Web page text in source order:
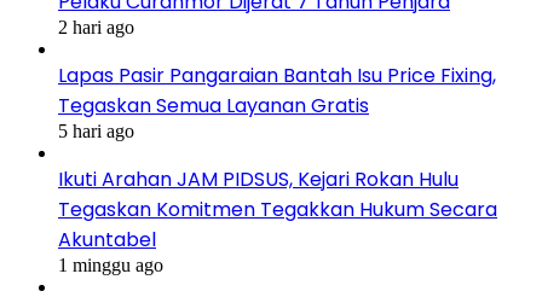
2 hari ago
Lapas Pasir Pangaraian Bantah Isu Price Fixing,
Tegaskan Semua Layanan Gratis
5 hari ago
Ikuti Arahan JAM PIDSUS, Kejari Rokan Hulu
Tegaskan Komitmen Tegakkan Hukum Secara
Akuntabel
1 minggu ago